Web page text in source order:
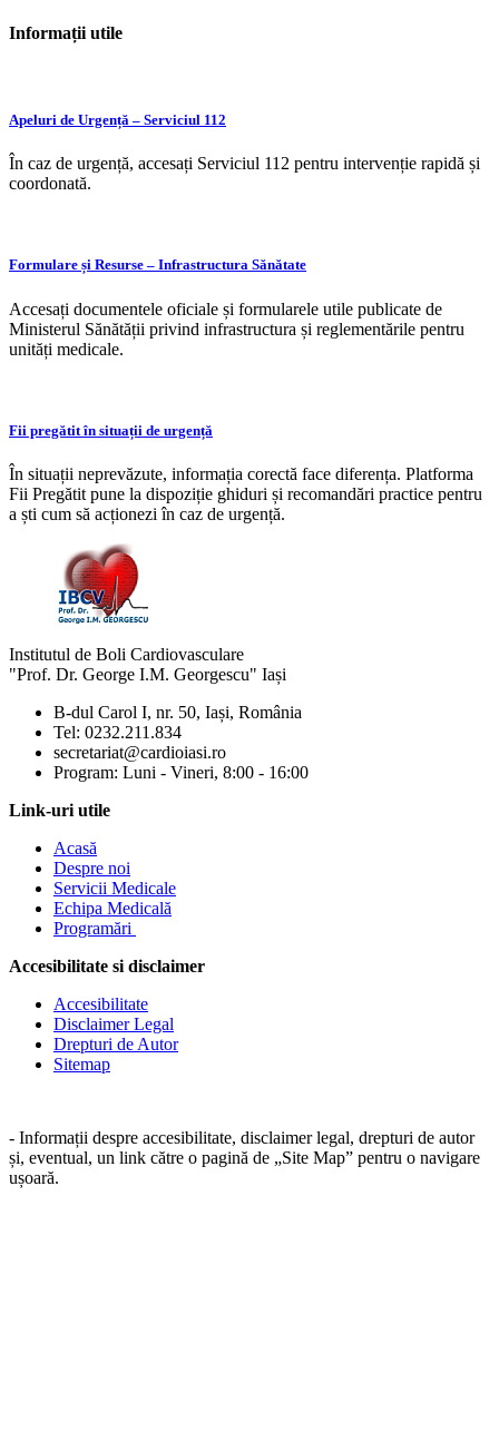
Informații utile
Apeluri de Urgență – Serviciul 112
În caz de urgență, accesați Serviciul 112 pentru intervenție rapidă și
coordonată.
Formulare și Resurse – Infrastructura Sănătate
Accesați documentele oficiale și formularele utile publicate de
Ministerul Sănătății privind infrastructura și reglementările pentru
unități medicale.
Fii pregătit în situații de urgență
În situații neprevăzute, informația corectă face diferența. Platforma
Fii Pregătit pune la dispoziție ghiduri și recomandări practice pentru
a ști cum să acționezi în caz de urgență.
Institutul de Boli Cardiovasculare
"Prof. Dr. George I.M. Georgescu" Iași
B-dul Carol I, nr. 50, Iași, România
Tel: 0232.211.834
secretariat@cardioiasi.ro
Program: Luni - Vineri, 8:00 - 16:00
Link-uri utile
Acasă
Despre noi
Servicii Medicale
Echipa Medicală
Programări
Accesibilitate si disclaimer
Accesibilitate
Disclaimer Legal
Drepturi de Autor
Sitemap
- Informații despre accesibilitate, disclaimer legal, drepturi de autor
și, eventual, un link către o pagină de „Site Map” pentru o navigare
ușoară.